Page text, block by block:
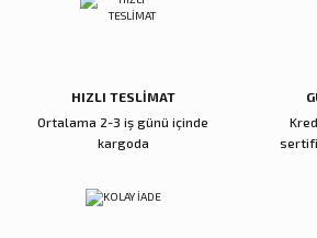
Ürün bilgilerinde hatalar bulunuyor.
HIZLI TESLİMAT
Ortalama 2-3 iş günü içinde
kargoda